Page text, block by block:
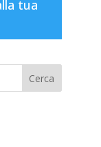
tua
Cerca